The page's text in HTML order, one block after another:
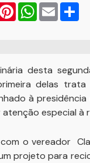
PinterestWhatsApp
Email
desta
delas
à
especial à
o vereador
projeto para